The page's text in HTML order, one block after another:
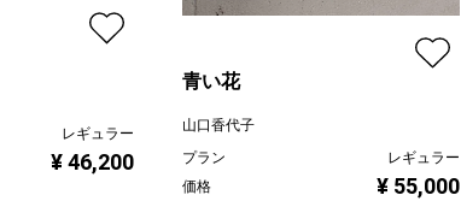
レギュラー
¥ 46,200
青い花
山口香代子
プラン
レギュラー
価格
¥ 55,000